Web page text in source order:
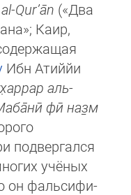
Qurʼān («Два
Каир,
Ибн Атиййи
аль-
фӣ наз̱м
подвергался
учёных
он фаль­си­фи­